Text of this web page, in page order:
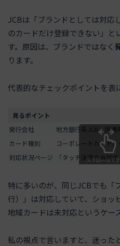
JCBは「ブランドとしては対応
のカードだけ登録できない」と
す。原因は、ブランドではなく
ります。
代表的なチェックポイントを表
見るポイント
発行会社
地方銀行系JCB、流通
カード種別
コーポレートカード
対応状況ページ
「タッチ決済のみ対
スクロールで
特に多いのが、同じJCBでも「
行）」は対応していて、ショッ
地域カードは未対応というケー
私の視点で言いますと、迷った